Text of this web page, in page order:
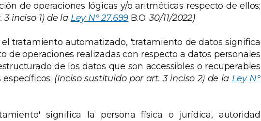
de operaciones lógicas y/o aritméticas respecto de ellos;
inciso 1) de la Ley N° 27.699 B.O.30/11/2022)
tratamiento automatizado, 'tratamiento de datos significa
de operaciones realizadas con respecto a datos personales
de los datos que son accessibles o recuperables
(Inciso sustituido por art. 3 inciso 2) de la Ley N°
significa la persona física o jurídica, autoridad